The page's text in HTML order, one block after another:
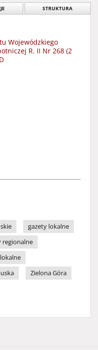
STRUKTURA
Wojewódzkiego
R. II Nr 268 (2
gazety lokalne
regionalne
Zielona Góra